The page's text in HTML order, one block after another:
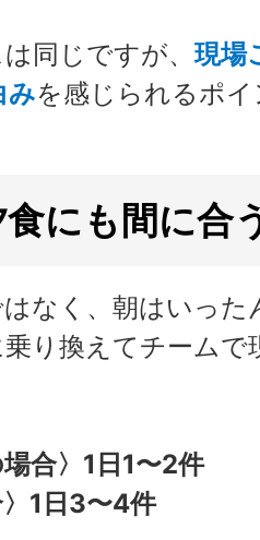
同じですが、現場
みを感じられるポ
にも間に合
なく、朝はいった
り換えてチームで
場合〉1日1〜2件
〉1日3〜4件